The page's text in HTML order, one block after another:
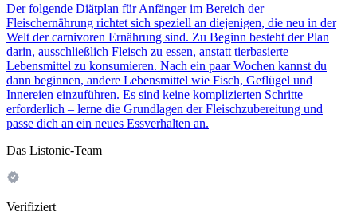
Der folgende Diätplan für Anfänger im Bereich der
Fleischernährung richtet sich speziell an diejenigen, die neu in der
Welt der carnivoren Ernährung sind. Zu Beginn besteht der Plan
darin, ausschließlich Fleisch zu essen, anstatt tierbasierte
Lebensmittel zu konsumieren. Nach ein paar Wochen kannst du
dann beginnen, andere Lebensmittel wie Fisch, Geflügel und
Innereien einzuführen. Es sind keine komplizierten Schritte
erforderlich – lerne die Grundlagen der Fleischzubereitung und
passe dich an ein neues Essverhalten an.
Das Listonic-Team
Verifiziert